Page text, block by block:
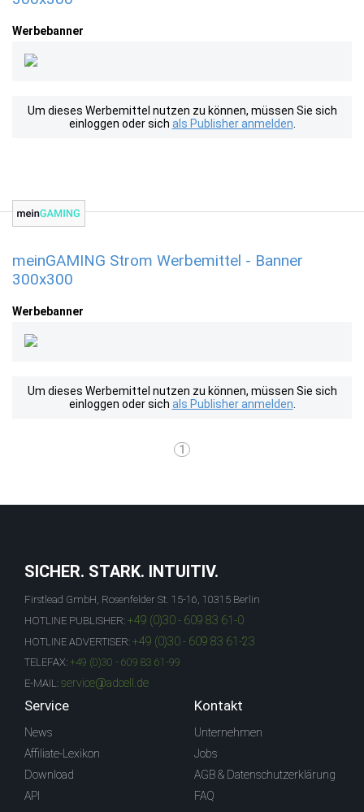
Werbebanner
Um dieses Werbemittel nutzen zu können, müssen Sie sich
einloggen oder sich als Publisher anmelden
meinGAMING Strom Werbemittel - Banner
300x300
Werbebanner
Um dieses Werbemittel nutzen zu können, müssen Sie sich
einloggen oder sich als Publisher anmelden
1
SICHER. STARK. INTUITIV.
Firstlead GmbH, Rosenfelder St. 15-16, 10315 Berlin
HOTLINE PUBLISHER: +49 (0)30 - 609 83 61-0
HOTLINE ADVERTISER: +49 (0)30 - 609 83 61-23
TELEFAX: +49 (0)30 - 609 83 61-99
E-MAIL: service@adcell.de
Service
News
Affiliate-Lexikon
Download
API
Kontakt
Unternehmen
Jobs
AGB & Datenschutzerklärung
FAQ